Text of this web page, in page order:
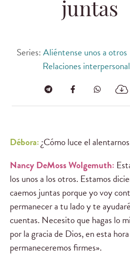
juntas
Series:Aliéntense unos a otros
Relaciones
Débora:¿Cómo luce el
Nancy DeMoss Wolgemuth:
los unos a los otros. Estamos
caemos juntas porque yo voy
permanecer a tu lado y te
cuentas. Necesito que hagas lo
por la gracia de Dios, en esta
permaneceremos firmes».